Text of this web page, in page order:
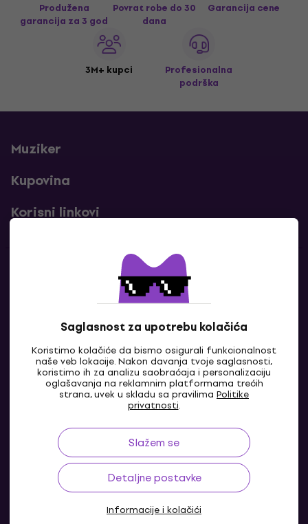
Saglasnost za upotrebu kolačića
Koristimo kolačiće da bismo osigurali funkcionalnost
naše veb lokacije. Nakon davanja tvoje saglasnosti,
koristimo ih za analizu saobraćaja i personalizaciju
oglašavanja na reklamnim platformama trećih
strana, uvek u skladu sa pravilima Politike
privatnosti.
Slažem se
Detaljne postavke
Informacije i kolačići
Produžena
garancija za 3 god
Povrat robe do 30
dana
Garancija cene
3M+ kupci
Profesionalna
podrška
Muziker
Kupovina
Korisni linkovi
Kontakti
Kontaktiraj nas
RS